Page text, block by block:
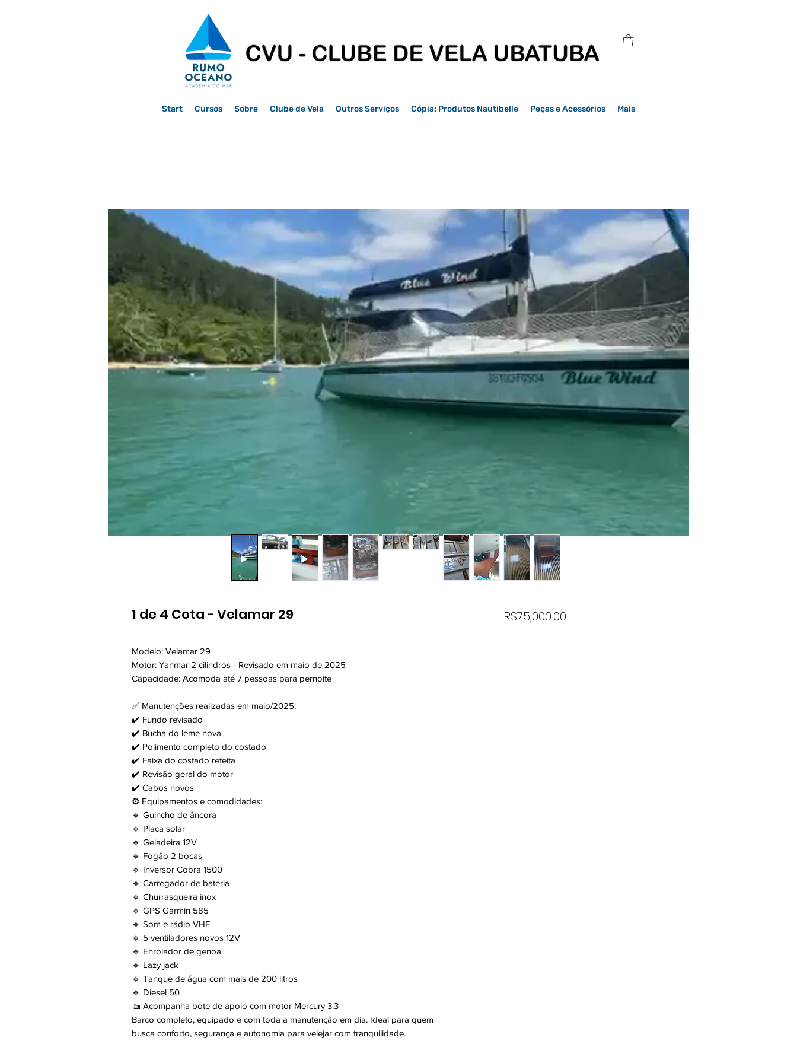
Start Cursos Sobre Clube de Vela Outros Serviços Cópia: Produtos Nautibelle Peças e Acessórios Mais
1 de 4 Cota - Velamar 29
Modelo: Velamar 29
Motor: Yanmar 2 cilindros - Revisado em maio de 2025
Capacidade: Acomoda até 7 pessoas para pernoite
✅ Manutenções realizadas em maio/2025:
✔️ Fundo revisado
✔️ Bucha do leme nova
✔️ Polimento completo do costado
✔️ Faixa do costado refeita
✔️ Revisão geral do motor
✔️ Cabos novos
⚙️ Equipamentos e comodidades:
🔹 Guincho de âncora
🔹 Placa solar
🔹 Geladeira 12V
🔹 Fogão 2 bocas
🔹 Inversor Cobra 1500
🔹 Carregador de bateria
🔹 Churrasqueira inox
🔹 GPS Garmin 585
🔹 Som e rádio VHF
🔹 5 ventiladores novos 12V
🔹 Enrolador de genoa
🔹 Lazy jack
🔹 Tanque de água com mais de 200 litros
🔹 Diesel 50
🚤 Acompanha bote de apoio com motor Mercury 3.3
Barco completo, equipado e com toda a manutenção em dia. Ideal para quem
busca conforto, segurança e autonomia para velejar com tranquilidade.
R$75,000.00Price